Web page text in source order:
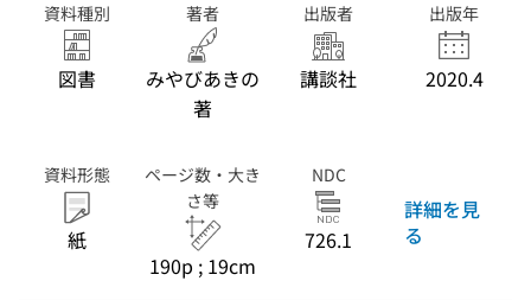
資料種別
図書
著者
みやびあきの
著
出版者
講談社
出版年
2020.4
資料形態
紙
ページ数・大き
さ等
190p ; 19cm
NDC
726.1
詳細を見
る